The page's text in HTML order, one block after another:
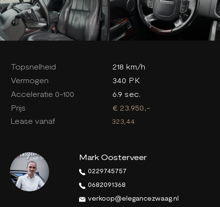
Topsnelheid
218 km/h
Vermogen
340 PK
Acceleratie 0-100
6.9 sec.
Prijs
€ 23.950,-
Lease vanaf
323,44
Mark Oosterveer
0229745757
0682091368
verkoop@elegancezwaag.nl